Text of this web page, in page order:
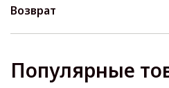
Возврат
Популярные